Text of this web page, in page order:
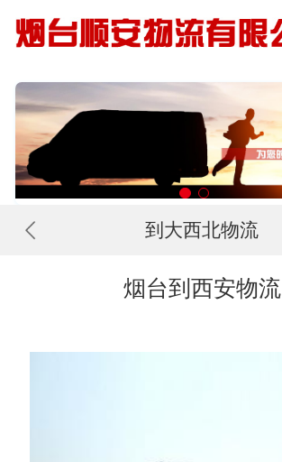
到大西北物流
烟台到西安物流